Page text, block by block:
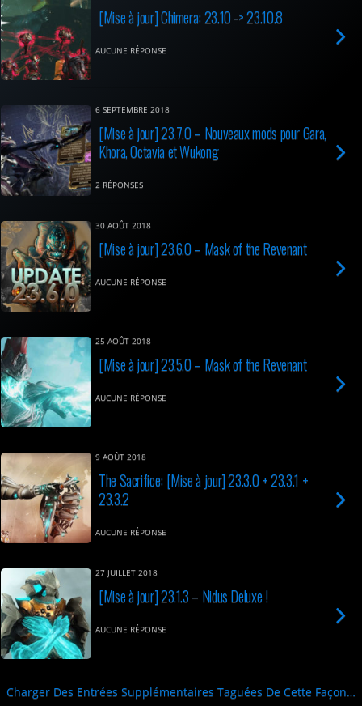
[Mise à jour] Chimera: 23.10 -> 23.10.8
AUCUNE RÉPONSE
6 SEPTEMBRE 2018
[Mise à jour] 23.7.0 – Nouveaux mods pour Gara,
Khora, Octavia et Wukong
2 RÉPONSES
30 AOÛT 2018
[Mise à jour] 23.6.0 – Mask of the Revenant
AUCUNE RÉPONSE
25 AOÛT 2018
[Mise à jour] 23.5.0 – Mask of the Revenant
AUCUNE RÉPONSE
9 AOÛT 2018
The Sacrifice: [Mise à jour] 23.3.0 + 23.3.1 +
23.3.2
AUCUNE RÉPONSE
27 JUILLET 2018
[Mise à jour] 23.1.3 – Nidus Deluxe !
AUCUNE RÉPONSE
Charger Des Entrées Supplémentaires Taguées De Cette Façon…